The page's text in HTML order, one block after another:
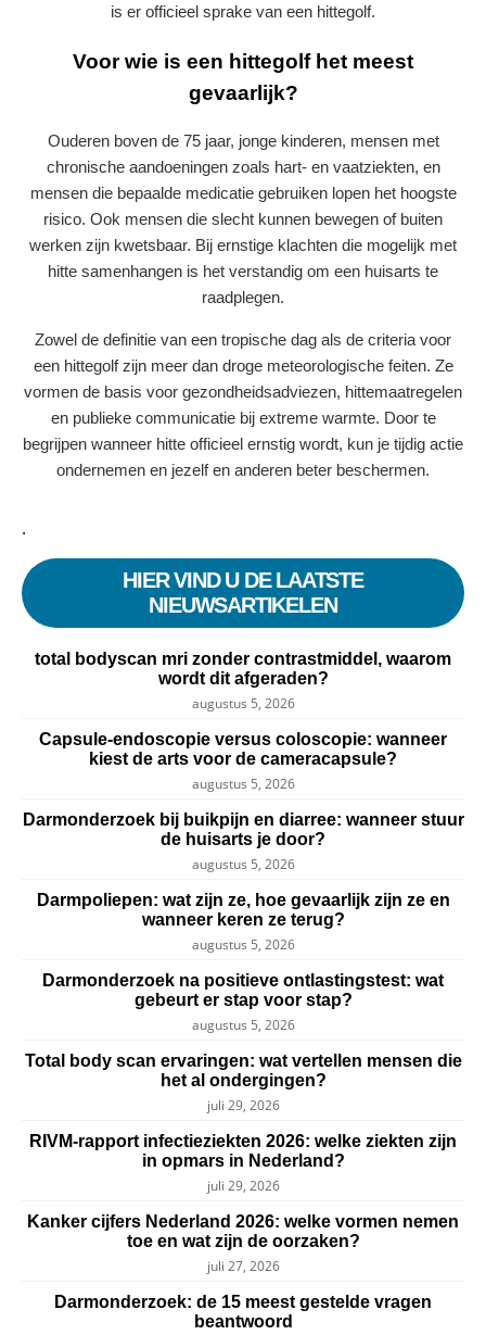
is er officieel sprake van een hittegolf.
Voor wie is een hittegolf het meest
gevaarlijk?
Ouderen boven de 75 jaar, jonge kinderen, mensen met
chronische aandoeningen zoals hart- en vaatziekten, en
mensen die bepaalde medicatie gebruiken lopen het hoogste
risico. Ook mensen die slecht kunnen bewegen of buiten
werken zijn kwetsbaar. Bij ernstige klachten die mogelijk met
hitte samenhangen is het verstandig om een huisarts te
raadplegen.
Zowel de definitie van een tropische dag als de criteria voor
een hittegolf zijn meer dan droge meteorologische feiten. Ze
vormen de basis voor gezondheidsadviezen, hittemaatregelen
en publieke communicatie bij extreme warmte. Door te
begrijpen wanneer hitte officieel ernstig wordt, kun je tijdig actie
ondernemen en jezelf en anderen beter beschermen.
.
HIER VIND U DE LAATSTE
NIEUWSARTIKELEN
total bodyscan mri zonder contrastmiddel, waarom
wordt dit afgeraden?
augustus 5, 2026
Capsule-endoscopie versus coloscopie: wanneer
kiest de arts voor de cameracapsule?
augustus 5, 2026
Darmonderzoek bij buikpijn en diarree: wanneer stuur
de huisarts je door?
augustus 5, 2026
Darmpoliepen: wat zijn ze, hoe gevaarlijk zijn ze en
wanneer keren ze terug?
augustus 5, 2026
Darmonderzoek na positieve ontlastingstest: wat
gebeurt er stap voor stap?
augustus 5, 2026
Total body scan ervaringen: wat vertellen mensen die
het al ondergingen?
juli 29, 2026
RIVM-rapport infectieziekten 2026: welke ziekten zijn
in opmars in Nederland?
juli 29, 2026
Kanker cijfers Nederland 2026: welke vormen nemen
toe en wat zijn de oorzaken?
juli 27, 2026
Darmonderzoek: de 15 meest gestelde vragen
beantwoord